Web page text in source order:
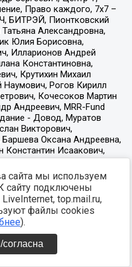
сайта мы используем
сайту подключены
top.mail.ru,
файлы cookies
).